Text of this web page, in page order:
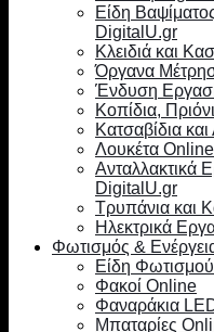
Είδη
DigitalU.gr
Κλειδιά και
Όργανα
Ένδυση
Κοπίδια,
Κατσαβίδια
Λουκέτα
Ανταλλακτικά
DigitalU.gr
Τρυπάνια και
Ηλεκτρικά
Φωτισμός &
Είδη
Φακοί Online
Φαναράκια
Μπαταρίες